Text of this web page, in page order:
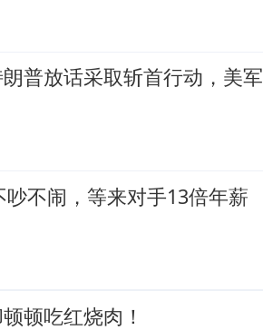
普放话采取斩首行动，美军
不闹，等来对手13倍年薪
顿吃红烧肉！